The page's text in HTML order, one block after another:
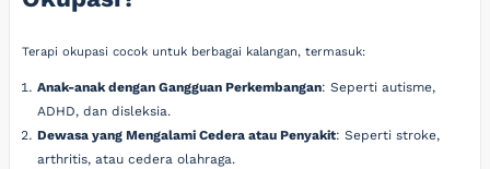
Terapi okupasi cocok untuk berbagai kalangan, termasuk:
Anak-anak dengan Gangguan Perkembangan: Seperti autisme,
ADHD, dan disleksia.
Dewasa yang Mengalami Cedera atau Penyakit: Seperti stroke,
arthritis, atau cedera olahraga.